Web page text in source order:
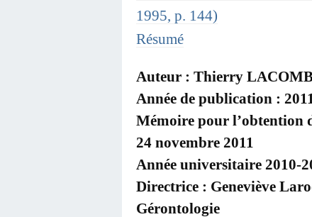
1995, p. 144)
Résumé
Auteur : Thierry
Année de publication : 2011
Mémoire pour l’obtention
24 novembre 2011
Année universitaire 2010-
Directrice : Geneviève
Gérontologie